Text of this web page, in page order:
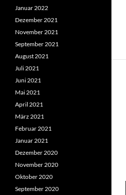
Januar 2022
Dezember 2021
November 2021
September 2021
August 2021
Juli 2021
Juni 2021
Mai 2021
April 2021
März 2021
Februar 2021
Januar 2021
Dezember 2020
November 2020
Oktober 2020
September 2020